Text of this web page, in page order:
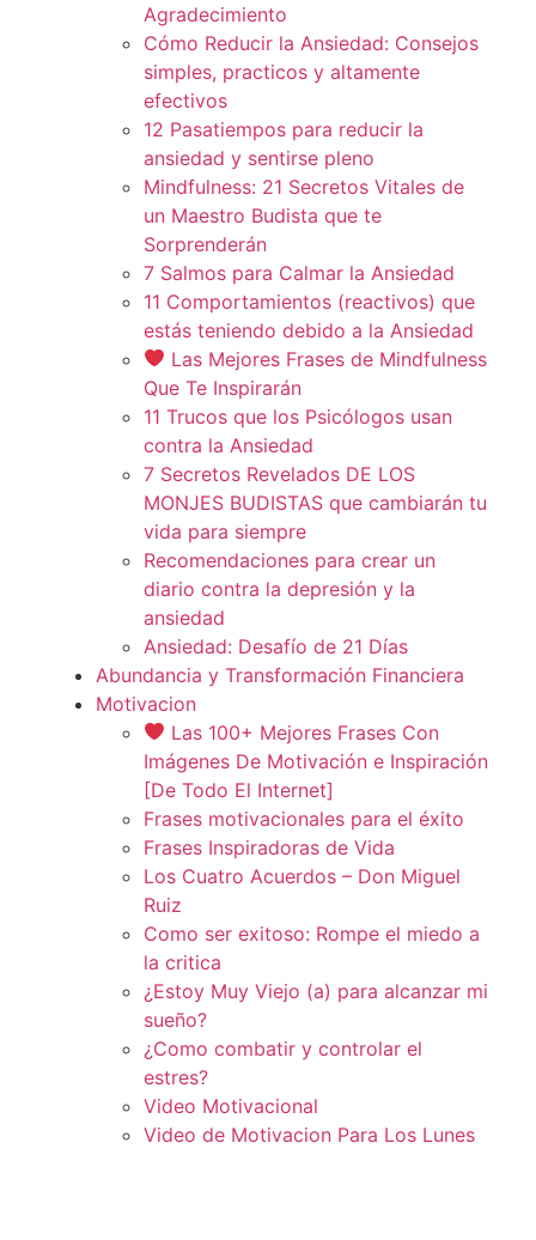
Agradecimiento
Cómo Reducir la Ansiedad: Consejos
simples, practicos y altamente
efectivos
12 Pasatiempos para reducir la
ansiedad y sentirse pleno
Mindfulness: 21 Secretos Vitales de
un Maestro Budista que te
Sorprenderán
7 Salmos para Calmar la Ansiedad
11 Comportamientos (reactivos) que
estás teniendo debido a la Ansiedad
Las Mejores Frases de Mindfulness
Que Te Inspirarán
11 Trucos que los Psicólogos usan
contra la Ansiedad
7 Secretos Revelados DE LOS
MONJES BUDISTAS que cambiarán tu
vida para siempre
Recomendaciones para crear un
diario contra la depresión y la
ansiedad
Ansiedad: Desafío de 21 Días
Abundancia y Transformación Financiera
Motivacion
Las 100+ Mejores Frases Con
Imágenes De Motivación e Inspiración
[De Todo El Internet]
Frases motivacionales para el éxito
Frases Inspiradoras de Vida
Los Cuatro Acuerdos – Don Miguel
Ruiz
Como ser exitoso: Rompe el miedo a
la critica
¿Estoy Muy Viejo (a) para alcanzar mi
sueño?
¿Como combatir y controlar el
estres?
Video Motivacional
Video de Motivacion Para Los Lunes